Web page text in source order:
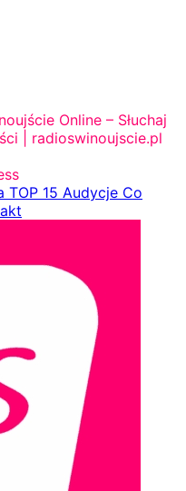
Online – Słuchaj
| radioswinoujscie.pl
TOP 15 Audycje Co